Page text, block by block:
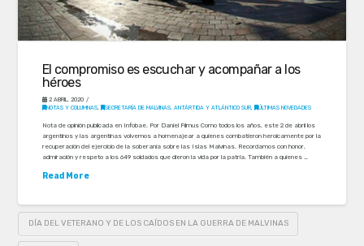
El compromiso es escuchar y acompañar a los
héroes
2 ABRIL, 2020
NOTAS Y COLUMNAS, SECRETARÍA DE MALVINAS, ANTÁRTIDA Y ATLÁNTICO SUR, ÚLTIMAS NOVEDADES
Nota de opinión publicada en Infobae. Por Daniel Filmus Como todos los años, este 2 de abril los
argentinos y las argentinas volvemos a homenajear a quienes combatieron heroicamente por la
recuperación del ejercicio de la soberanía sobre las Islas Malvinas. Recordamos con honor,
admiración y respeto a los 649 soldados que dieron la vida por la patria. También a quienes …
Read More
DÍA DEL VETERANO Y DE LOS CAÍDOS EN LA GUERRA DE MALVINAS